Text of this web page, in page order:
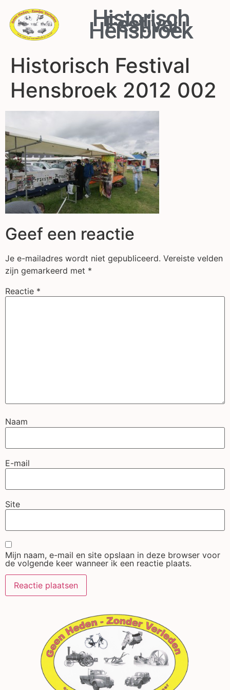
Historisch
Festival
Hensbroek
Historisch Festival
Hensbroek 2012 002
Geef een reactie
Je e-mailadres wordt niet gepubliceerd. Vereiste velden
zijn gemarkeerd met *
Reactie *
Naam
E-mail
Site
Mijn naam, e-mail en site opslaan in deze browser voor
de volgende keer wanneer ik een reactie plaats.